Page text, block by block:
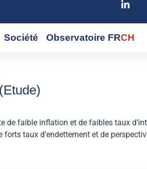
Société Observatoire FRCH
de faible inflation et de faibles taux
taux d’endettement et de